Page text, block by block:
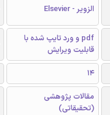
الزویر - Elsevier
pdf و ورد تایپ شده با
قابلیت ویرایش
14
مقالات پژوهشی
(تحقیقاتی)